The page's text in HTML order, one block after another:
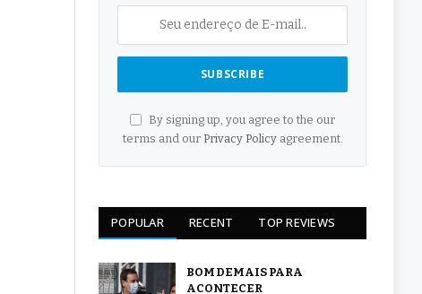
By signing up, you agree to the our
terms and our Privacy Policyagreement.
POPULAR RECENT TOP REVIEWS
BOM DEMAIS PARA
ACONTECER